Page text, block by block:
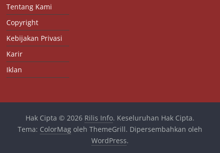
Tentang Kami
Copyright
Kebijakan Privasi
Karir
Iklan
Hak Cipta © 2026 Rilis Info. Keseluruhan Hak Cipta.
Tema: ColorMagoleh ThemeGrill. Dipersembahkan oleh
WordPress.